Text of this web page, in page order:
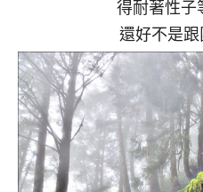
得耐著性
還好不是